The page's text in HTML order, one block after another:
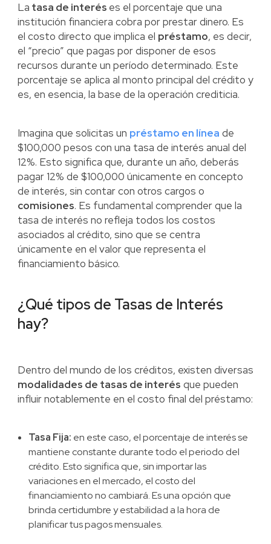
La tasa de interés es el porcentaje que una
institución financiera cobra por prestar dinero. Es
el costo directo que implica el préstamo, es decir,
el “precio” que pagas por disponer de esos
recursos durante un período determinado. Este
porcentaje se aplica al monto principal del crédito y
es, en esencia, la base de la operación crediticia.
Imagina que solicitas un préstamo en línea de
$100,000 pesos con una tasa de interés anual del
12%. Esto significa que, durante un año, deberás
pagar 12% de $100,000 únicamente en concepto
de interés, sin contar con otros cargos o
comisiones. Es fundamental comprender que la
tasa de interés no refleja todos los costos
asociados al crédito, sino que se centra
únicamente en el valor que representa el
financiamiento básico.
¿Qué tipos de Tasas de Interés
hay?
Dentro del mundo de los créditos, existen diversas
modalidades de tasas de interés que pueden
influir notablemente en el costo final del préstamo:
Tasa Fija: en este caso, el porcentaje de interés se
mantiene constante durante todo el periodo del
crédito. Esto significa que, sin importar las
variaciones en el mercado, el costo del
financiamiento no cambiará. Es una opción que
brinda certidumbre y estabilidad a la hora de
planificar tus pagos mensuales.